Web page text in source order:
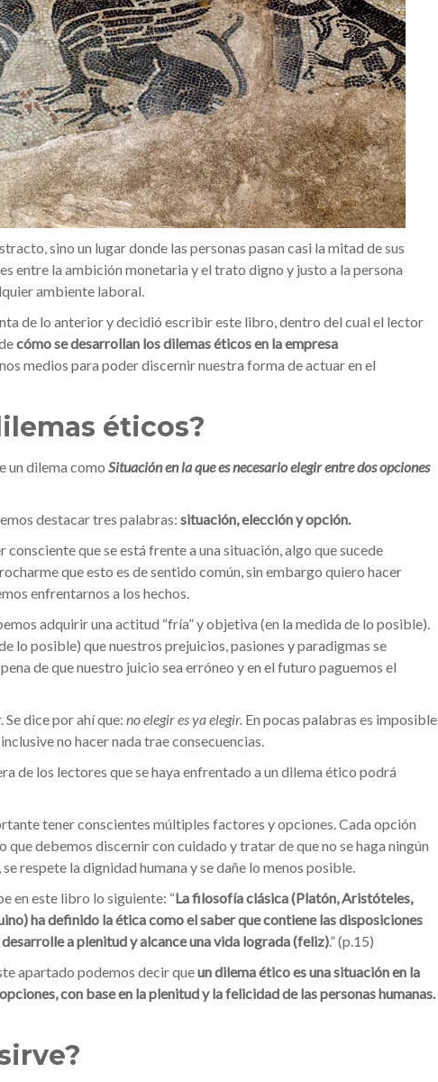
sino un lugar donde las personas pasan casi la mitad de sus
entre la ambición monetaria y el trato digno y justo a la persona
ambiente laboral.
de lo anterior y decidió escribir este libro, dentro del cual el lector
cómo se desarrollan los dilemas éticos en la empresa
medios para poder discernir nuestra forma de actuar en el
éticos?
un dilema como Situación en la que es necesario elegir entre dos opciones
destacar tres palabras: situación, elección y opción.
que se está frente a una situación, algo que sucede
que esto es de sentido común, sin embargo quiero hacer
enfrentarnos a los hechos.
adquirir una actitud “fría” y objetiva (en la medida de lo posible).
lo posible) que nuestros prejuicios, pasiones y paradigmas se
de que nuestro juicio sea erróneo y en el futuro paguemos el
Se dice por ahí que: no elegir es ya elegir. En pocas palabras es imposible
no hacer nada trae consecuencias.
de los lectores que se haya enfrentado a un dilema ético podrá
tener conscientes múltiples factores y opciones. Cada opción
que debemos discernir con cuidado y tratar de que no se haga ningún
respete la dignidad humana y se dañe lo menos posible.
en este libro lo siguiente: “La filosofía clásica (Platón, Aristóteles,
ha definido la ética como el saber que contiene las disposiciones
a plenitud y alcance una vida lograda (feliz).” (p.15)
apartado podemos decir queun dilema ético es una situación en la
con base en la plenitud y la felicidad de las personas humanas.